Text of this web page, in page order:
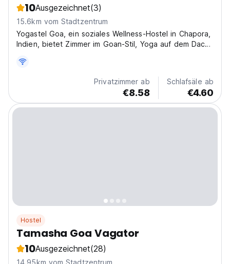
10Ausgezeichnet(3)
15.6km vom Stadtzentrum
Yogastel Goa, ein soziales Wellness-Hostel in Chapora,
Indien, bietet Zimmer im Goan-Stil, Yoga auf dem Dach
für Alleinreisende, die Abenteuer und Ruhe suchen.
Privatzimmer ab
€8.58
Schlafsäle ab
€4.60
Hostel
Tamasha Goa Vagator
10Ausgezeichnet(28)
14.95km vom Stadtzentrum